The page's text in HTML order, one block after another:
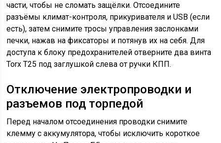
части, чтобы не сломать защёлки. Отсоедините
разъёмы климат-контроля, прикуривателя и USB (если
есть), затем снимите тросы управления заслонками
печки, нажав на фиксаторы и потянув их на себя. Для
доступа к блоку предохранителей отверните два винта
Torx T25 под заглушкой слева от ручки КПП.
Отключение электропроводки и
разъемов под торпедой
Перед началом отсоединения проводки снимите
клемму с аккумулятора, чтобы исключить короткое